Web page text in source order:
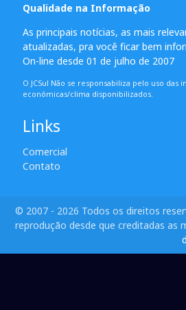
Qualidade na Informação
As principais notícias, as mais
atualizadas, pra você ficar bem
On-line desde 01 de julho de 2007
O JCSul Não se responsabiliza pelo uso das
econômicas/clima disponibilizados.
Links
Comercial
Contato
© 2007 - 2026 Todos os direitos
reprodução desde que creditadas as